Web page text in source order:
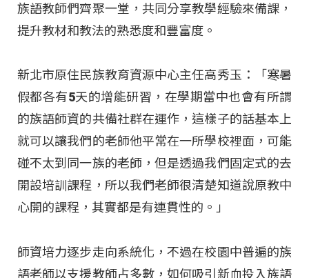
族語教師們齊聚一堂，共同分享教學經驗來備課，
提升教材和教法的熟悉度和豐富度。
新北市原住民族教育資源中心主任高秀玉：「寒暑
假都各有5天的增能研習，在學期當中也會有所謂
的族語師資的共備社群在運作，這樣子的話基本上
就可以讓我們的老師他平常在一所學校裡面，可能
碰不太到同一族的老師，但是透過我們固定式的去
開設培訓課程，所以我們老師很清楚知道說原教中
心開的課程，其實都是有連貫性的。」
師資培力逐步走向系統化，不過在校園中普遍的族
語老師以支援教師占多數，如何吸引新血投入族語